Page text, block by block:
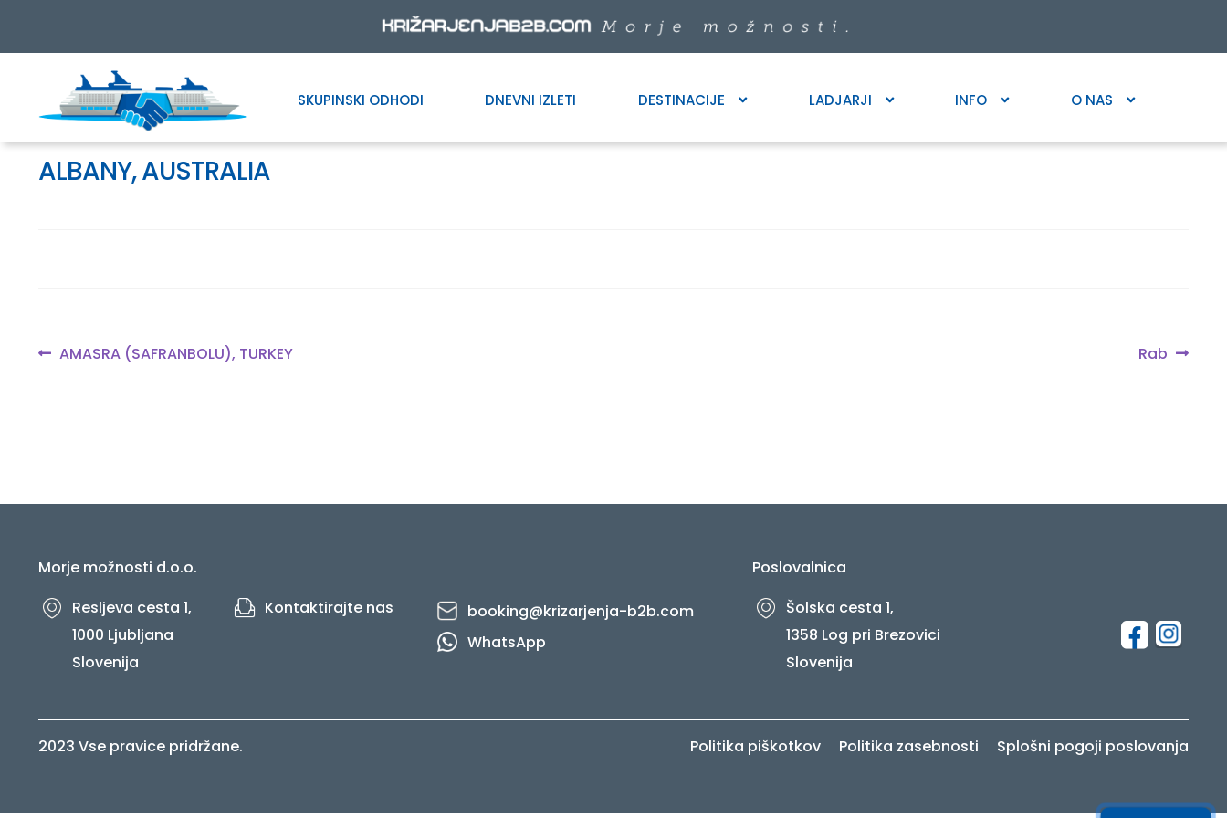
Skip
navigation
Skip
content
SKUPINSKI ODHODI DNEVNI IZLETI DESTINACIJE LADJARJI INFO O NAS
ALBANY, AUSTRALIA
Navigacija
Previous
AMASRA (SAFRANBOLU), TURKEY
Next
Rab
Morje možnosti d.o.o.
Resljeva cesta 1,
1000 Ljubljana
Slovenija
Kontaktirajte nas
booking@krizarjenja-b2b.com
WhatsApp
Poslovalnica
Šolska cesta 1,
1358 Log pri Brezovici
Slovenija
2023 Vse pravice pridržane. Politika piškotkov Politika zasebnosti Splošni pogoji poslovanja